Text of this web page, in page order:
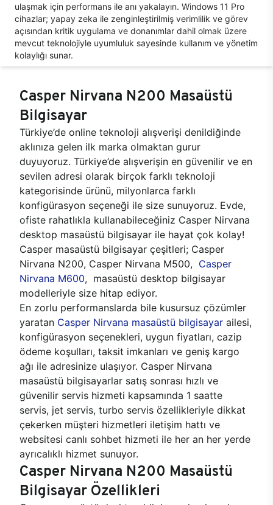
ulaşmak için performans ile anı yakalayın. Windows 11 Pro
cihazlar; yapay zeka ile zenginleştirilmiş verimlilik ve görev
açısından kritik uygulama ve donanımlar dahil olmak üzere
mevcut teknolojiyle uyumluluk sayesinde kullanım ve yönetim
kolaylığı sunar.
Casper Nirvana N200 Masaüstü
Bilgisayar
Türkiye’de online teknoloji alışverişi denildiğinde
aklınıza gelen ilk marka olmaktan gurur
duyuyoruz. Türkiye’de alışverişin en güvenilir ve en
sevilen adresi olarak birçok farklı teknoloji
kategorisinde ürünü, milyonlarca farklı
konfigürasyon seçeneği ile size sunuyoruz. Evde,
ofiste rahatlıkla kullanabileceğiniz Casper Nirvana
desktop masaüstü bilgisayar ile hayat çok kolay!
Casper masaüstü bilgisayar çeşitleri; Casper
Nirvana N200, Casper Nirvana M500, Casper
Nirvana M600, masaüstü desktop bilgisayar
modelleriyle size hitap ediyor.
En zorlu performanslarda bile kusursuz çözümler
yaratan Casper Nirvana masaüstü bilgisayar ailesi,
konfigürasyon seçenekleri, uygun fiyatları, cazip
ödeme koşulları, taksit imkanları ve geniş kargo
ağı ile adresinize ulaşıyor. Casper Nirvana
masaüstü bilgisayarlar satış sonrası hızlı ve
güvenilir servis hizmeti kapsamında 1 saatte
servis, jet servis, turbo servis özellikleriyle dikkat
çekerken müşteri hizmetleri iletişim hattı ve
websitesi canlı sohbet hizmeti ile her an her yerde
ayrıcalıklı hizmet sunuyor.
Casper Nirvana N200 Masaüstü
Bilgisayar Özellikleri